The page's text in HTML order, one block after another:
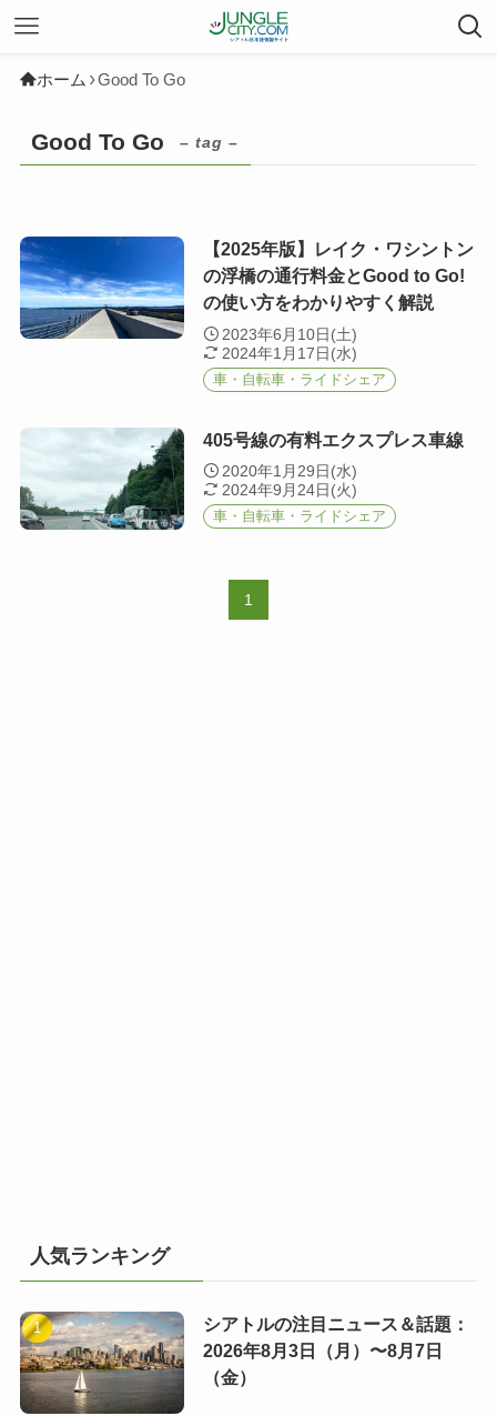
ホーム Good To Go
Good To Go – tag –
【2025年版】レイク・ワシントン
の浮橋の通行料金とGood to Go!
の使い方をわかりやすく解説
2023年6月10日(土)
2024年1月17日(水)
車・自転車・ライドシェア
405号線の有料エクスプレス車線
2020年1月29日(水)
2024年9月24日(火)
車・自転車・ライドシェア
1
人気ランキング
シアトルの注目ニュース＆話題：
2026年8月3日（月）〜8月7日
（金）